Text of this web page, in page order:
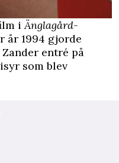
iÄnglagård-
år 1994 gjorde
entré på
som blev